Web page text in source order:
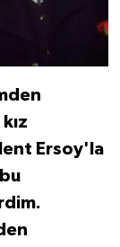
Ersoy'la